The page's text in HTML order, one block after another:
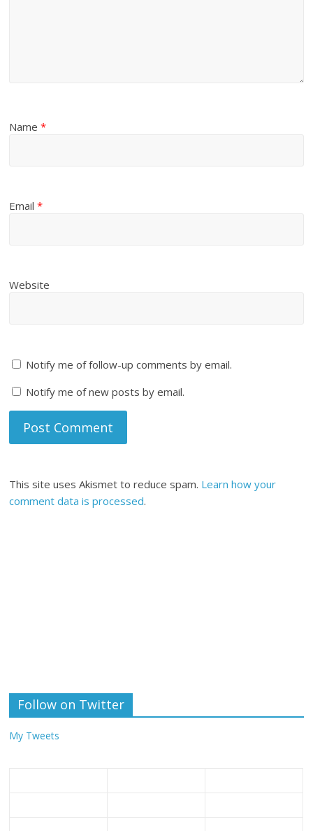
Name*
Email*
Website
Notify me of follow-up comments by email.
Notify me of new posts by email.
This site uses Akismet to reduce spam. Learn how your
comment data is processed.
Follow on Twitter
My Tweets